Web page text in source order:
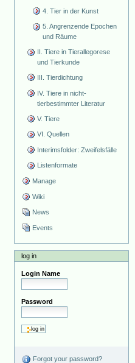
4. Tier in der Kunst
5. Angrenzende Epochen
und Räume
II. Tiere in Tierallegorese
und Tierkunde
III. Tierdichtung
IV. Tiere in nicht-
tierbestimmter Literatur
V. Tiere
VI. Quellen
Interimsfolder: Zweifelsfälle
Listenformate
Manage
Wiki
News
Events
log in
Login Name
Password
Forgot your password?